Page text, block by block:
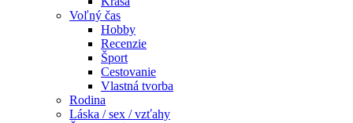
Voľný čas
Hobby
Recenzie
Šport
Cestovanie
Vlastná tvorba
Rodina
Láska / sex / vzťahy